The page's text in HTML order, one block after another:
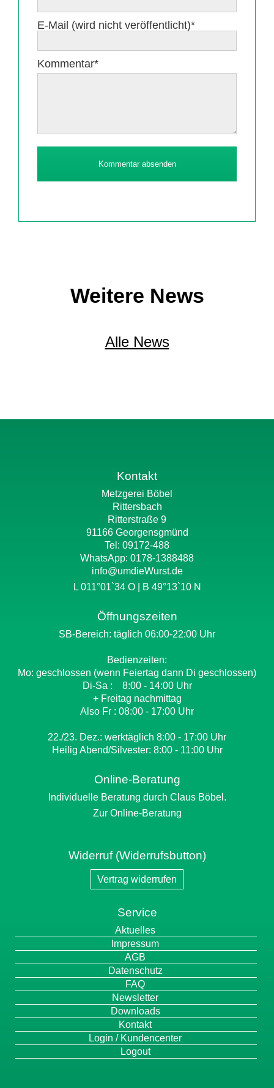
Pflichtfeld
E-Mail (wird nicht veröffentlicht)*
Pflichtfeld
Kommentar*
Kommentar absenden
Weitere News
Alle News
Kontakt
Metzgerei Böbel
Rittersbach
Ritterstraße 9
91166 Georgensgmünd
Tel: 09172-488
WhatsApp: 0178-1388488
info@umdieWurst.de
L 011°01`34 O | B 49°13`10 N
Öffnungszeiten
SB-Bereich: täglich 06:00-22:00 Uhr
Bedienzeiten:
Mo: geschlossen (wenn Feiertag dann Di geschlossen)
Di-Sa : 8:00 - 14:00 Uhr
+ Freitag nachmittag
Also Fr : 08:00 - 17:00 Uhr
22./23. Dez.: werktäglich 8:00 - 17:00 Uhr
Heilig Abend/Silvester: 8:00 - 11:00 Uhr
Online-Beratung
Individuelle Beratung durch Claus Böbel.
Zur Online-Beratung
Widerruf (Widerrufsbutton)
Vertrag widerrufen
Service
Navigation
überspringen
Aktuelles
Impressum
AGB
Datenschutz
FAQ
Newsletter
Downloads
Kontakt
Login / Kundencenter
Logout